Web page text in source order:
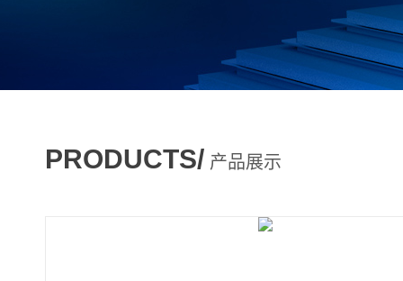
PRODUCTS/ 产品展示